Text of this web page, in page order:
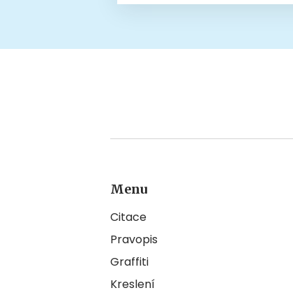
Menu
Citace
Pravopis
Graffiti
Kreslení